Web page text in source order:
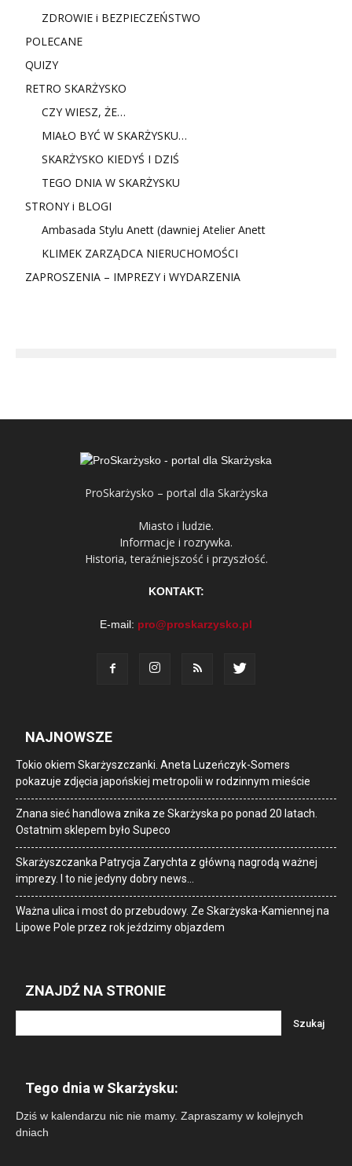
ZDROWIE i BEZPIECZEŃSTWO
POLECANE
QUIZY
RETRO SKARŻYSKO
CZY WIESZ, ŻE…
MIAŁO BYĆ W SKARŻYSKU…
SKARŻYSKO KIEDYŚ I DZIŚ
TEGO DNIA W SKARŻYSKU
STRONY i BLOGI
Ambasada Stylu Anett (dawniej Atelier Anett
KLIMEK ZARZĄDCA NIERUCHOMOŚCI
ZAPROSZENIA – IMPREZY i WYDARZENIA
ProSkarżysko – portal dla Skarżyska
Miasto i ludzie.
Informacje i rozrywka.
Historia, teraźniejszość i przyszłość.
KONTAKT:
E-mail: pro@proskarzysko.pl
NAJNOWSZE
Tokio okiem Skarżyszczanki. Aneta Luzeńczyk-Somers
pokazuje zdjęcia japońskiej metropolii w rodzinnym mieście
Znana sieć handlowa znika ze Skarżyska po ponad 20 latach.
Ostatnim sklepem było Supeco
Skarżyszczanka Patrycja Zarychta z główną nagrodą ważnej
imprezy. I to nie jedyny dobry news…
Ważna ulica i most do przebudowy. Ze Skarżyska-Kamiennej na
Lipowe Pole przez rok jeździmy objazdem
ZNAJDŹ NA STRONIE
Tego dnia w Skarżysku:
Dziś w kalendarzu nic nie mamy. Zapraszamy w kolejnych
dniach